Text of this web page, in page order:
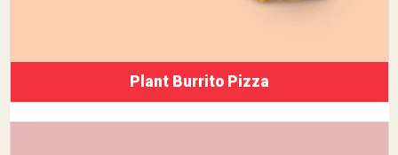
Plant Burrito Pizza